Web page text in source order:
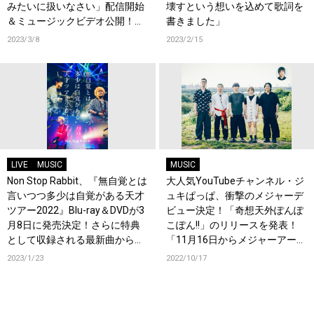
みたいに扱いなさい」配信開始
＆ミュージックビデオ公開！
「”はじめてのちゅー”の現代版
2023/3/8
壊すという想いを込めて歌詞を
書きました」
2023/2/15
LIVE MUSIC
Non Stop Rabbit、『無自覚とは
言いつつ多少は自覚がある天才
ツアー2022』Blu-ray＆DVDが3
月8日に発売決定！さらに特典
として収録される最新曲から
「吐壊」の先行配信も決定！
2023/1/23
MUSIC
大人気YouTubeチャンネル・ジ
ュキぱっぱ、衝撃のメジャーデ
ビュー決定！「奇想天外ぽんぽ
こぽん!!」のリリースを発表！
「11月16日からメジャーアーテ
ィストになります」
2022/10/17